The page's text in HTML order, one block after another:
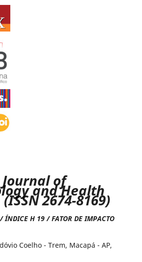
of
and Health
2674-8169)
ÍNDICE H 19 / FATOR DE IMPACTO
Coelho - Trem, Macapá - AP,